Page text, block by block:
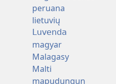
peruana
lietuvių
Luvenda
magyar
Malagasy
Malti
mapudungun